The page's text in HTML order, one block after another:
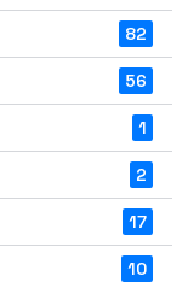
82
56
1
2
17
10